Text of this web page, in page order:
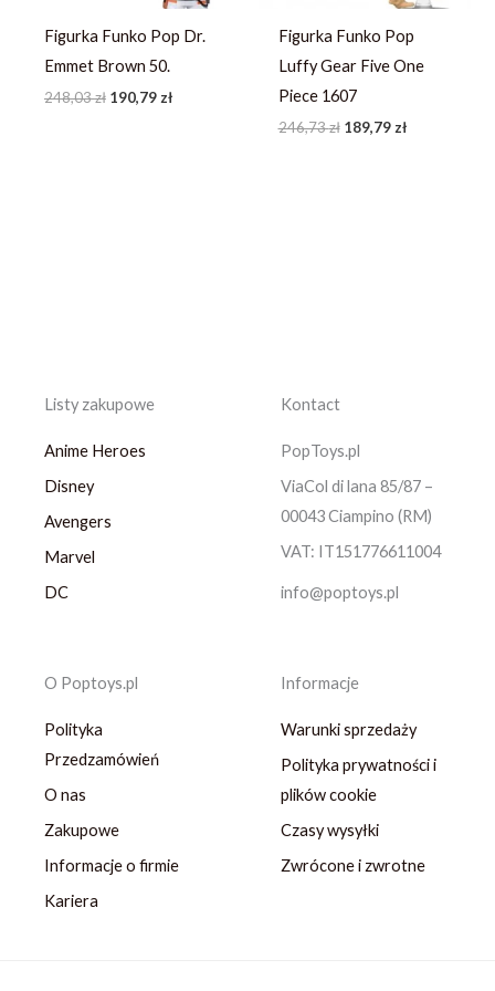
Figurka Funko Pop Dr.
Emmet Brown 50.
248,03zł 190,79zł
Figurka Funko Pop
Luffy Gear Five One
Piece 1607
246,73zł 189,79zł
Listy zakupowe
Anime Heroes
Disney
Avengers
Marvel
DC
Kontact
PopToys.pl
ViaCol di lana 85/87 –
00043 Ciampino (RM)
VAT: IT151776611004
info@poptoys.pl
O Poptoys.pl
Polityka
Przedzamówień
O nas
Zakupowe
Informacje o firmie
Kariera
Informacje
Warunki sprzedaży
Polityka prywatności i
plików cookie
Czasy wysyłki
Zwrócone i zwrotne